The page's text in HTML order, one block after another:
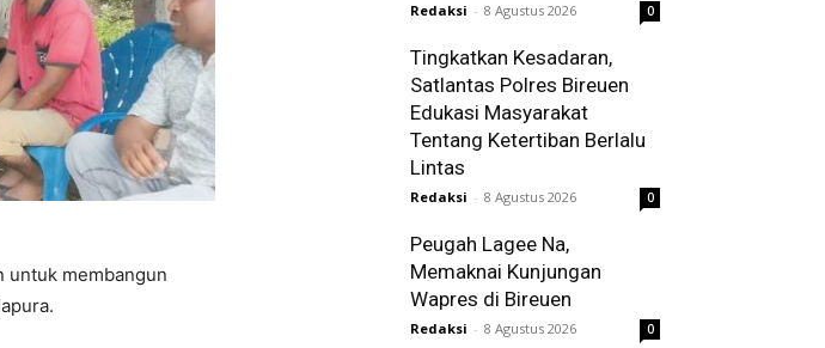
untuk membangun
Redaksi - 8 Agustus 2026 0
Tingkatkan Kesadaran,
Satlantas Polres Bireuen
Edukasi Masyarakat
Tentang Ketertiban Berlalu
Lintas
Redaksi - 8 Agustus 2026 0
Peugah Lagee Na,
Memaknai Kunjungan
Wapres di Bireuen
Redaksi - 8 Agustus 2026 0